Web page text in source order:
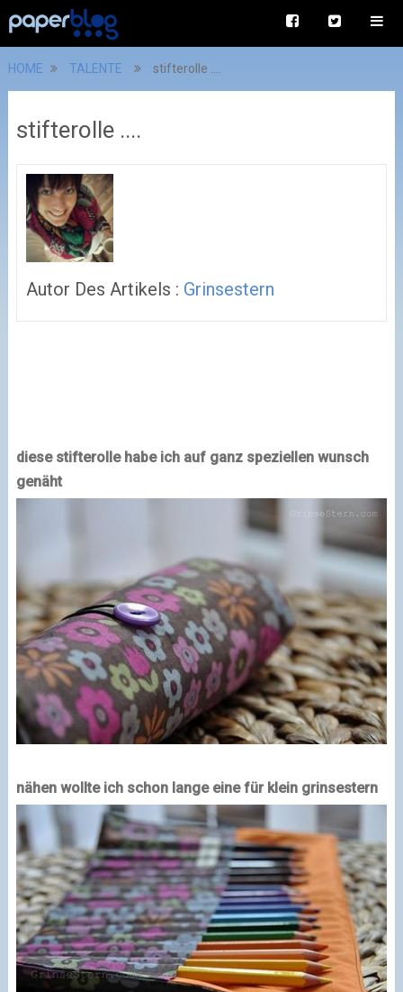
HOME TALENTE stifterolle ....
stifterolle ....
Autor Des Artikels : Grinsestern
diese stifterolle habe ich auf ganz speziellen wunsch
genäht
nähen wollte ich schon lange eine für klein grinsestern